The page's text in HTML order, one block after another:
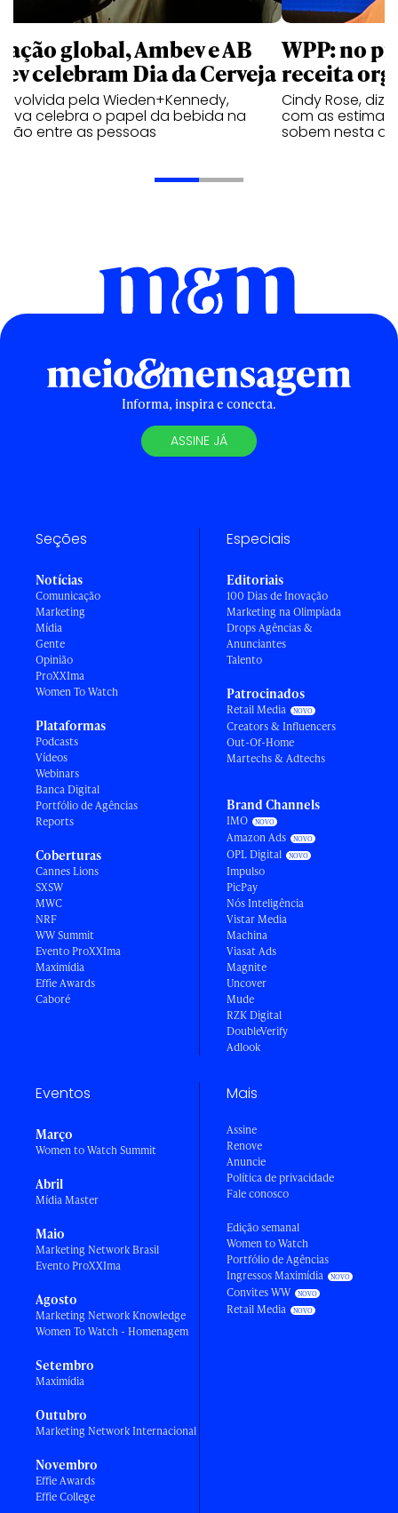
ação global, Ambev e AB
celebram Dia da Cerveja
pela Wieden+Kennedy,
celebra o papel da bebida na
entre as pessoas
WPP: no
receita
Cindy Rose, diz
com as
sobem nesta
Informa, inspira e conecta.
ASSINE JÁ
Seções
Notícias
Comunicação
Marketing
Mídia
Gente
Opinião
ProXXIma
Women To Watch
Plataformas
Podcasts
Vídeos
Webinars
Banca Digital
Portfólio de Agências
Reports
Coberturas
Cannes Lions
SXSW
MWC
NRF
WW Summit
Evento ProXXIma
Maximídia
Effie Awards
Caboré
Especiais
Editoriais
100 Dias de Inovação
Marketing na Olimpíada
Drops Agências &
Anunciantes
Talento
Patrocinados
Retail Media
Creators & Influencers
Out-Of-Home
Martechs & Adtechs
Brand Channels
IMO
Amazon Ads
OPL Digital
Impulso
PicPay
Nós Inteligência
Vistar Media
Machina
Viasat Ads
Magnite
Uncover
Mude
RZK Digital
DoubleVerify
Adlook
Eventos
Março
Women to Watch Summit
Abril
Mídia Master
Maio
Marketing Network Brasil
Evento ProXXIma
Agosto
Marketing Network Knowledge
Women To Watch - Homenagem
Setembro
Maximídia
Outubro
Marketing Network Internacional
Novembro
Effie Awards
Effie College
Mais
Assine
Renove
Anuncie
Política de privacidade
Fale conosco
Edição semanal
Women to Watch
Portfólio de Agências
Ingressos Maximídia
Convites WW
Retail Media